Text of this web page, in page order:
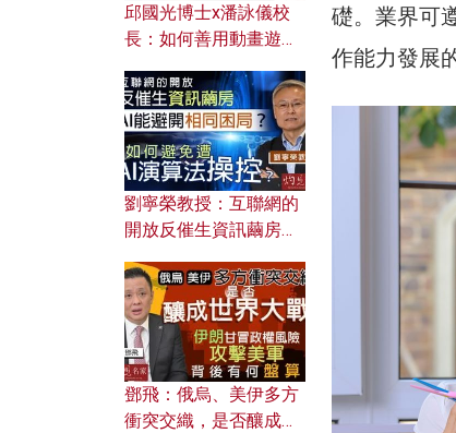
礎。業界可
作能力發展
邱國光博士x潘詠儀校
長：如何善用動畫遊戲
劉寧榮教授：互聯網的
開放反催生資訊繭房，
何避免遭AI演算法操
控？
鄧飛：俄烏、美伊多方
衝突交織，是否釀成世